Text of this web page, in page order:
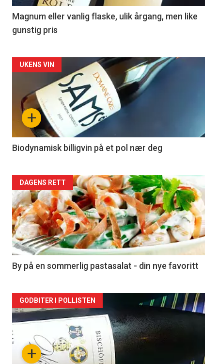
3
Magnum eller vanlig flaske, ulik årgang, men like
gunstig pris
Forsiden
akkurat
nå
4
+
UKENS VIN
Biodynamisk billigvin på et pol nær deg
Forsiden
akkurat
nå
-
5
DAGENS RETT
By på en sommerlig pastasalat - din nye favoritt
Forsiden
akkurat
nå+
GODBITER I POLLISTEN